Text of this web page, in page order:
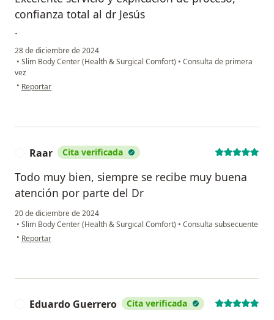
confianza total al dr Jesús
.
28 de diciembre de 2024
• Slim Body Center (Health & Surgical Comfort) • Consulta de primera
vez
• en opinión del usuario Ricardo Nuñez
Reportar
Raar Cita verificada
Todo muy bien, siempre se recibe muy buena
atención por parte del Dr
20 de diciembre de 2024
• Slim Body Center (Health & Surgical Comfort) • Consulta subsecuente
• en opinión del usuario Raar
Reportar
Eduardo Guerrero Cita verificada